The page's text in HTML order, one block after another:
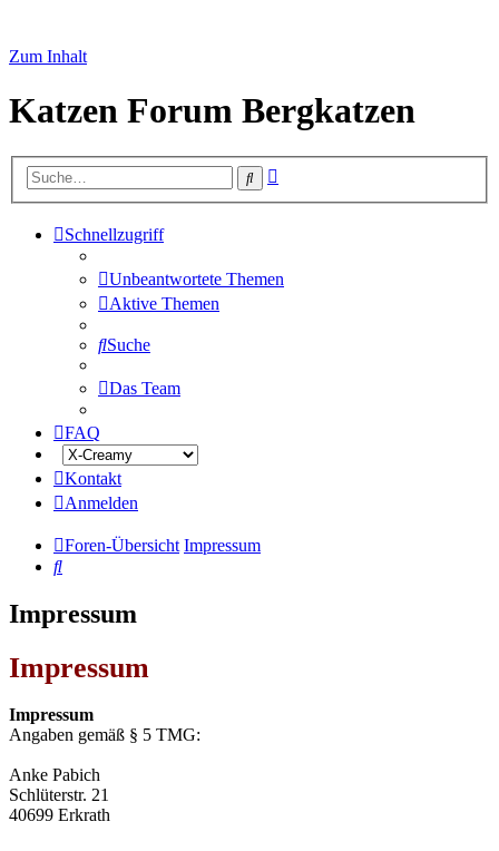
Zum Inhalt
Katzen Forum Bergkatzen
Suche
Schnellzugriff
Unbeantwortete Themen
Aktive Themen
Suche
Das Team
FAQ
Kontakt
Anmelden
Foren-Übersicht Impressum
Suche
Impressum
Impressum
Impressum
Angaben gemäß § 5 TMG:
Anke Pabich
Schlüterstr. 21
40699 Erkrath